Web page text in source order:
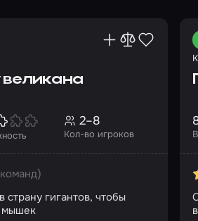
великана
Кол-во игроков
2–8
страну гигантов, чтобы
мышек